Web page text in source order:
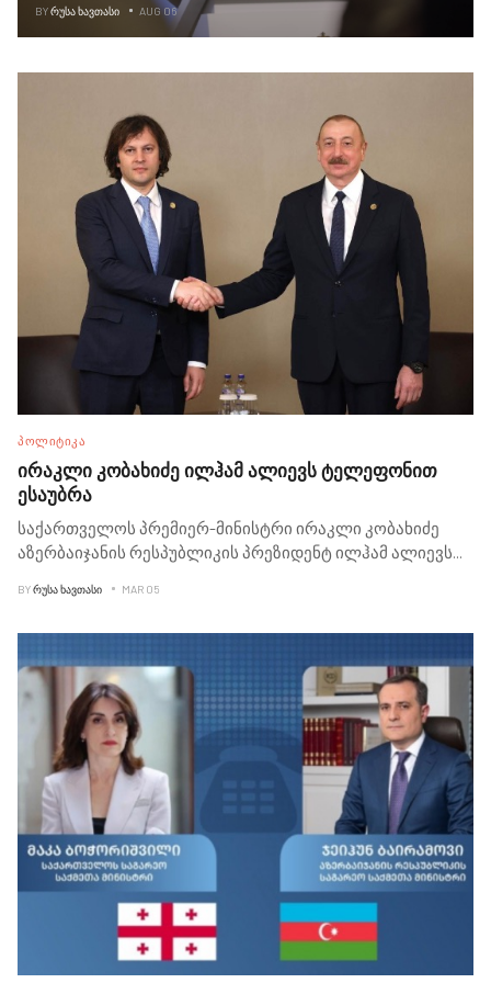
BYᲠᲣᲡᲐ ᲮᲐᲕᲗᲐᲡᲘ AUG 06
ᲞᲝᲚᲘᲢᲘᲙᲐ
ირაკლი კობახიძე ილჰამ ალიევს ტელეფონით
ესაუბრა
საქართველოს პრემიერ-მინისტრი ირაკლი კობახიძე
აზერბაიჯანის რესპუბლიკის პრეზიდენტ ილჰამ ალიევს...
BYᲠᲣᲡᲐ ᲮᲐᲕᲗᲐᲡᲘ MAR 05